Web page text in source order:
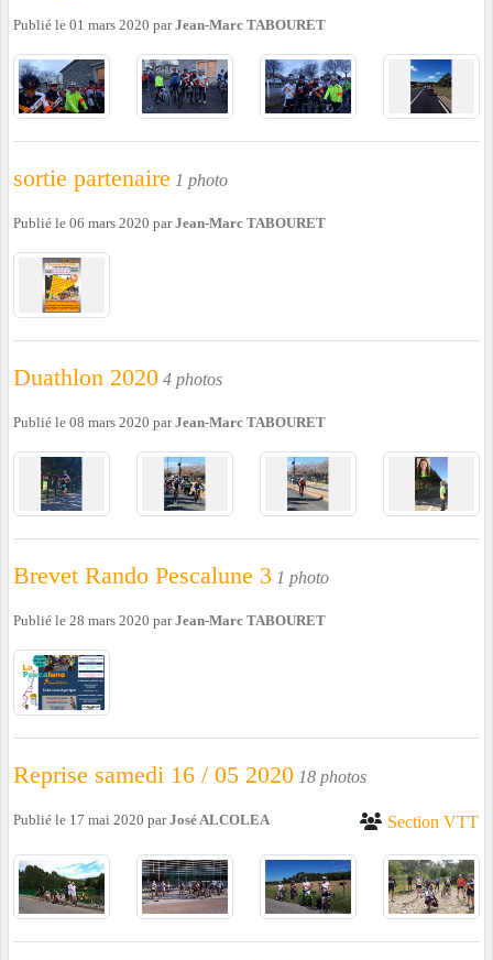
Publié le 01 mars 2020 parJean-Marc TABOURET
sortie partenaire 1 photo
Publié le 06 mars 2020 parJean-Marc TABOURET
Duathlon 2020 4 photos
Publié le 08 mars 2020 parJean-Marc TABOURET
Brevet Rando Pescalune 3 1 photo
Publié le 28 mars 2020 parJean-Marc TABOURET
Reprise samedi 16 / 05 2020 18 photos
Section VTT
Publié le 17 mai 2020 parJosé ALCOLEA